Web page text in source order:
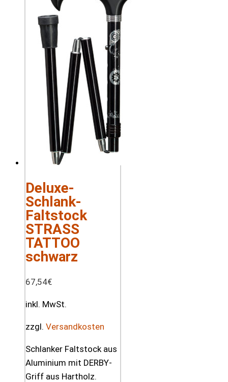
Deluxe-
Schlank-
Faltstock
STRASS
TATTOO
schwarz
67,54€
inkl. MwSt.
zzgl. Versandkosten
Schlanker Faltstock aus
Aluminium mit DERBY-
Griff aus Hartholz.